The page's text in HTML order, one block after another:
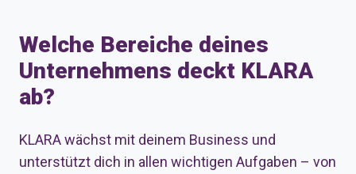
Welche Bereiche deines
Unternehmens deckt KLARA
ab?
KLARA wächst mit deinem Business und
unterstützt dich in allen wichtigen Aufgaben – von